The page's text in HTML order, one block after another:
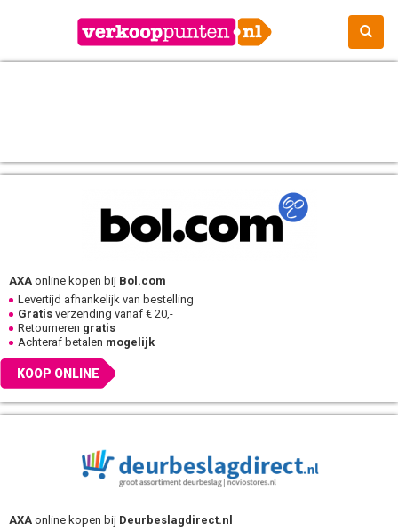
AXA online kopen bij Bol.com
Levertijd afhankelijk van bestelling
Gratis verzending vanaf € 20,-
Retourneren gratis
Achteraf betalen mogelijk
KOOP ONLINE
AXA online kopen bij Deurbeslagdirect.nl